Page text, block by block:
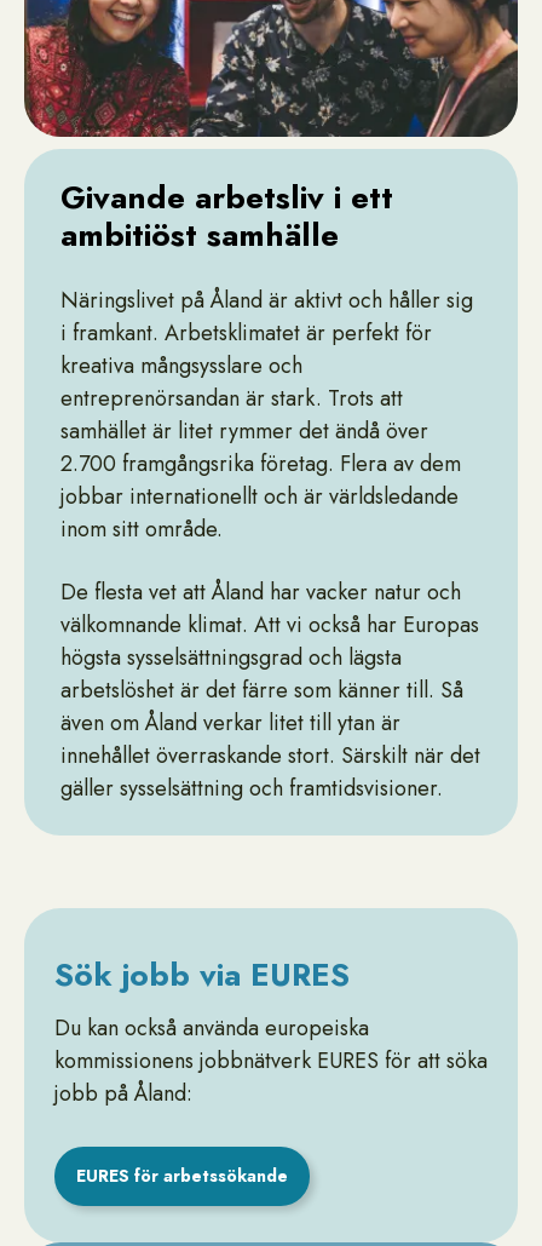
Givande arbetsliv i ett
ambitiöst samhälle
Näringslivet på Åland är aktivt och håller sig
i framkant. Arbetsklimatet är perfekt för
kreativa mångsysslare och
entreprenörsandan är stark. Trots att
samhället är litet rymmer det ändå över
2.700 framgångsrika företag. Flera av dem
jobbar internationellt och är världsledande
inom sitt område.
De flesta vet att Åland har vacker natur och
välkomnande klimat. Att vi också har Europas
högsta sysselsättningsgrad och lägsta
arbetslöshet är det färre som känner till. Så
även om Åland verkar litet till ytan är
innehållet överraskande stort. Särskilt när det
gäller sysselsättning och framtidsvisioner.
Sök jobb via EURES
Du kan också använda europeiska
kommissionens jobbnätverk EURES för att söka
jobb på Åland:
EURES för arbetssökande